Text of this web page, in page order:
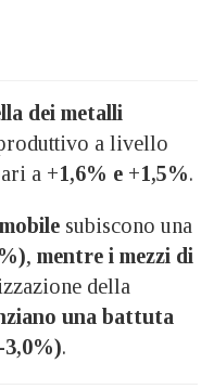
dei metalli
a livello
a +1,6% e +1,5%.
subiscono una
, mentre i mezzi di
della
una battuta
3,0%).